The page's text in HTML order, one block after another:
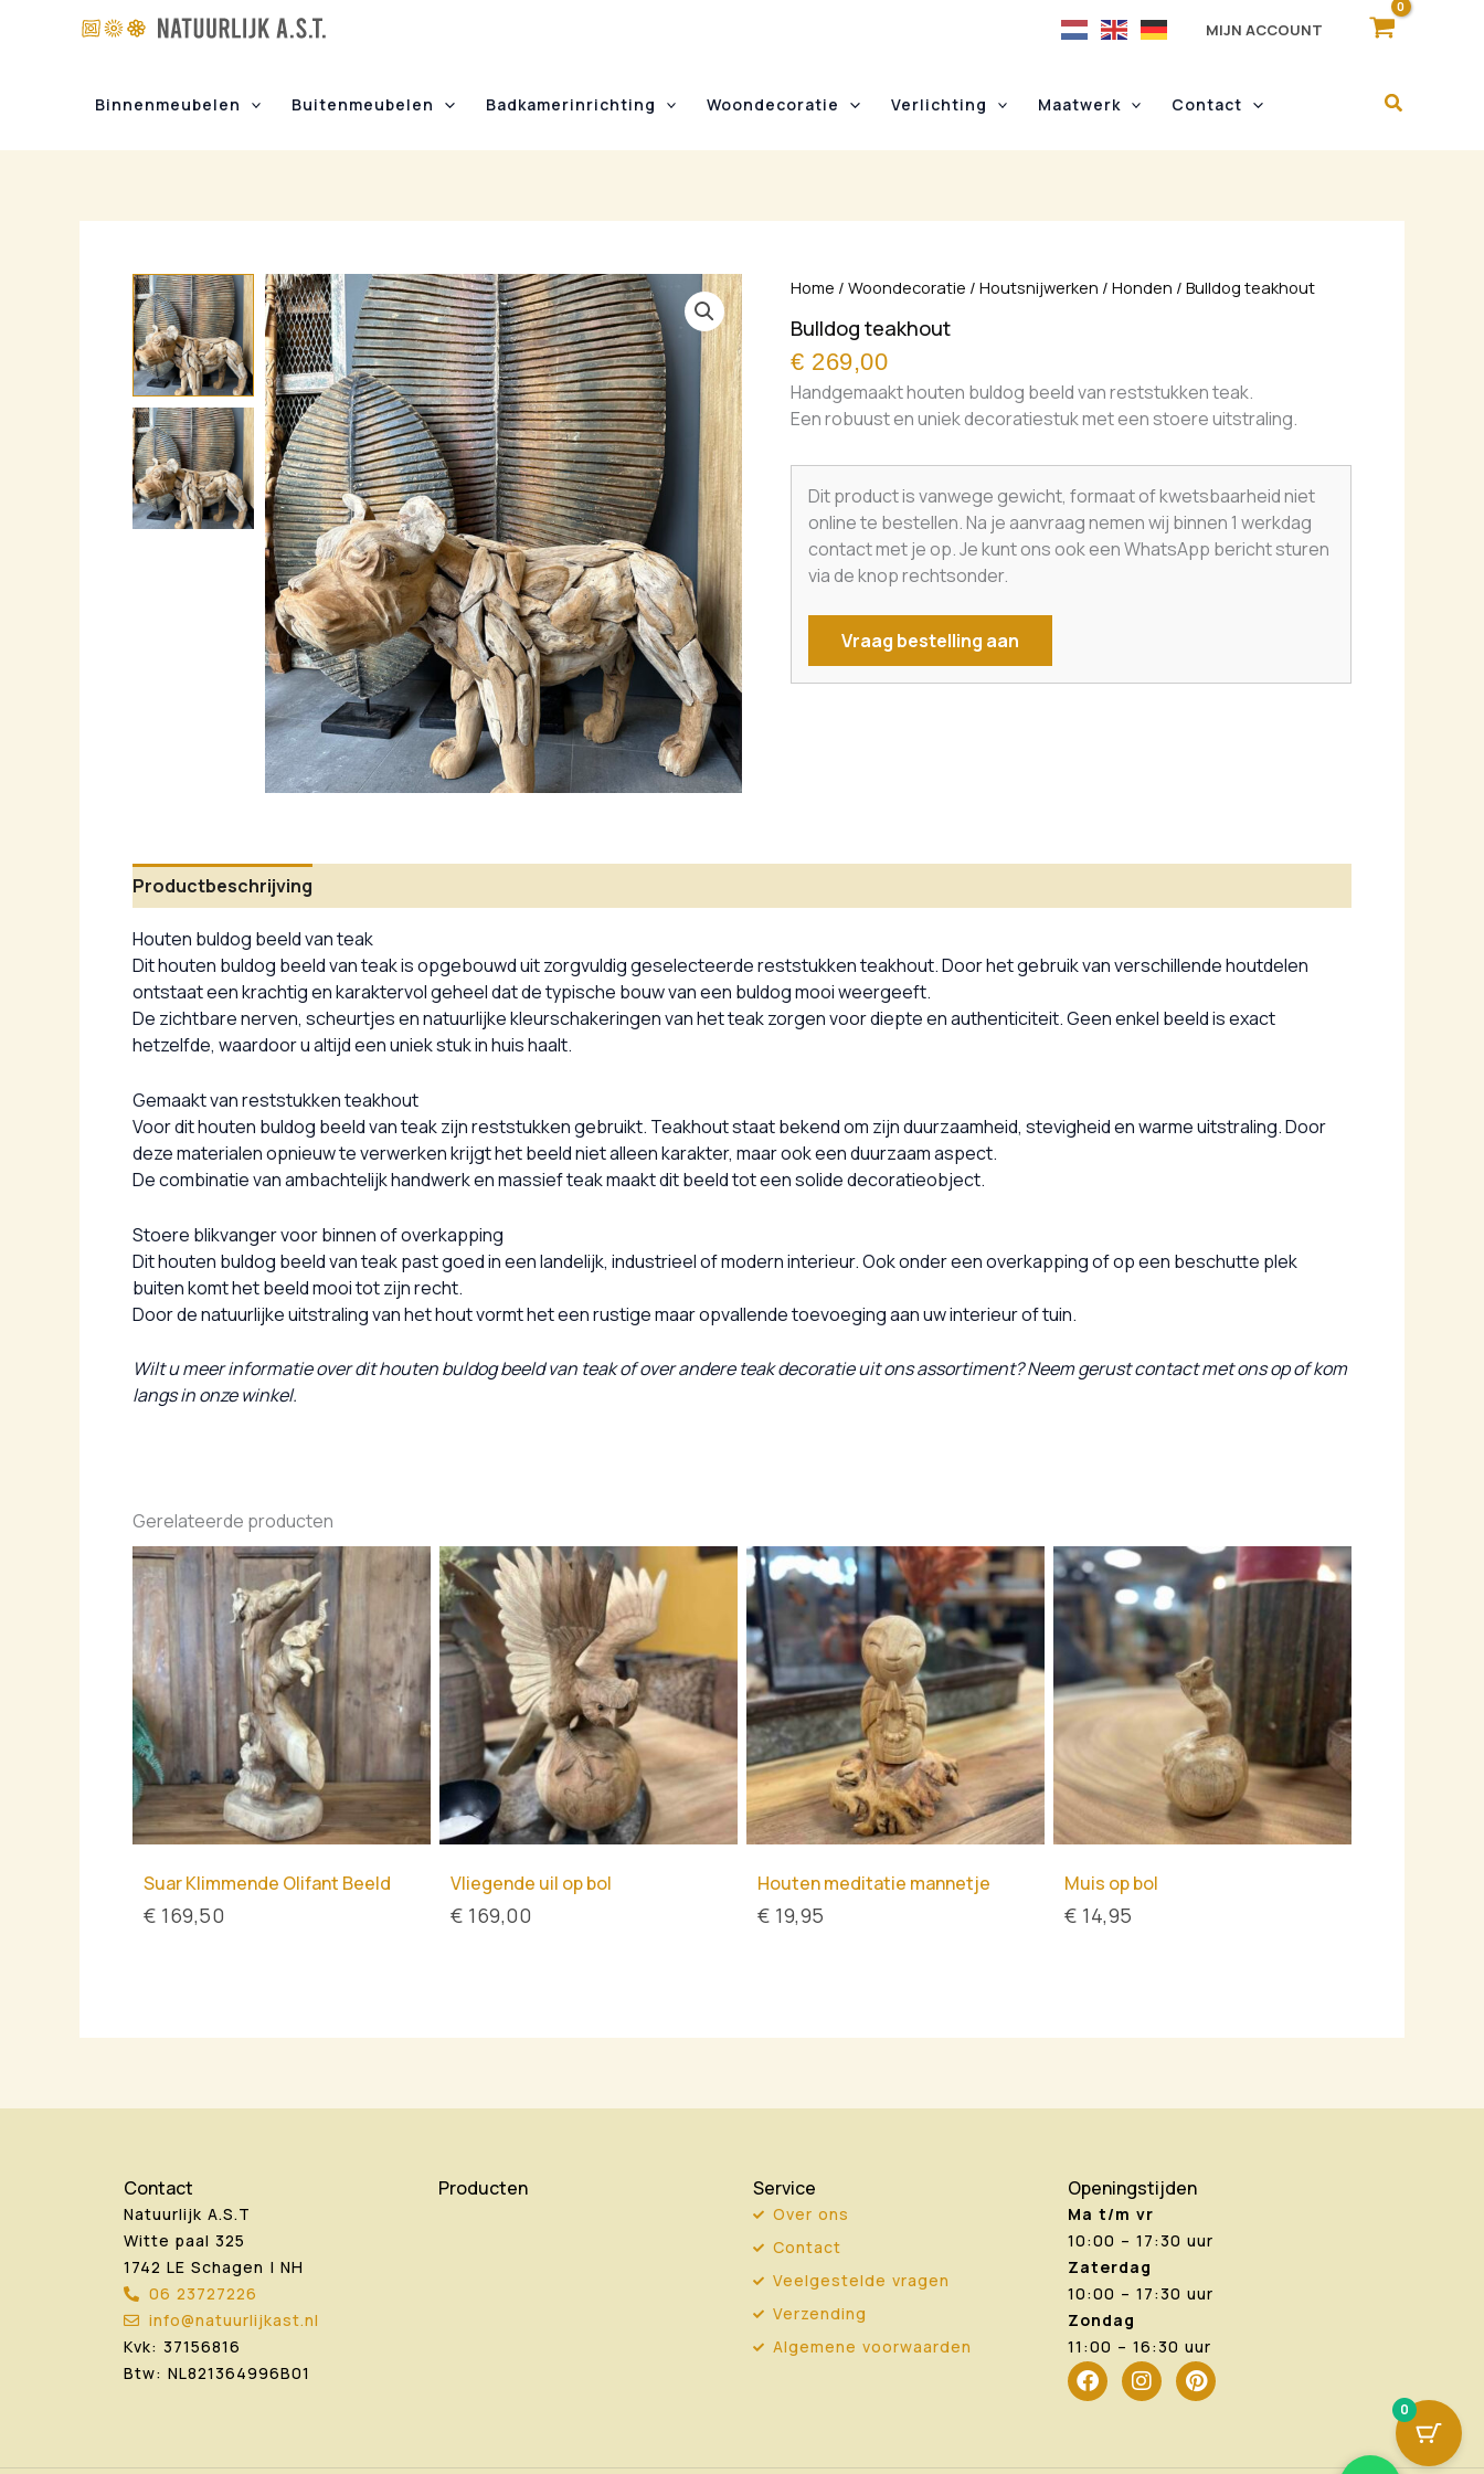
MIJN ACCOUNT
Binnenmeubelen Buitenmeubelen Badkamerinrichting Woondecoratie Verlichting Maatwerk Contact
Home /Woondecoratie /Houtsnijwerken /Honden / Bulldog teakhout
Bulldog teakhout
€ 269,00
Handgemaakt houten buldog beeld van reststukken teak.
Een robuust en uniek decoratiestuk met een stoere uitstraling.
Dit product is vanwege gewicht, formaat of kwetsbaarheid niet
online te bestellen. Na je aanvraag nemen wij binnen 1 werkdag
contact met je op. Je kunt ons ook een WhatsApp bericht sturen
via de knop rechtsonder.
Vraag bestelling aan
Productbeschrijving
Houten buldog beeld van teak
Dit houten buldog beeld van teak is opgebouwd uit zorgvuldig geselecteerde reststukken teakhout. Door het gebruik van verschillende houtdelen
ontstaat een krachtig en karaktervol geheel dat de typische bouw van een buldog mooi weergeeft.
De zichtbare nerven, scheurtjes en natuurlijke kleurschakeringen van het teak zorgen voor diepte en authenticiteit. Geen enkel beeld is exact
hetzelfde, waardoor u altijd een uniek stuk in huis haalt.
Gemaakt van reststukken teakhout
Voor dit houten buldog beeld van teak zijn reststukken gebruikt. Teakhout staat bekend om zijn duurzaamheid, stevigheid en warme uitstraling. Door
deze materialen opnieuw te verwerken krijgt het beeld niet alleen karakter, maar ook een duurzaam aspect.
De combinatie van ambachtelijk handwerk en massief teak maakt dit beeld tot een solide decoratieobject.
Stoere blikvanger voor binnen of overkapping
Dit houten buldog beeld van teak past goed in een landelijk, industrieel of modern interieur. Ook onder een overkapping of op een beschutte plek
buiten komt het beeld mooi tot zijn recht.
Door de natuurlijke uitstraling van het hout vormt het een rustige maar opvallende toevoeging aan uw interieur of tuin.
Wilt u meer informatie over dit houten buldog beeld van teak of over andere teak decoratie uit ons assortiment? Neem gerust contact met ons op of kom
langs in onze winkel.
Gerelateerde producten
Suar Klimmende Olifant Beeld
€ 169,50
Vliegende uil op bol
€ 169,00
Houten meditatie mannetje
€ 19,95
Muis op bol
€ 14,95
Contact
Natuurlijk A.S.T
Witte paal 325
1742 LE Schagen | NH
06 23727226
info@natuurlijkast.nl
Kvk: 37156816
Btw: NL821364996B01
Producten Service
Over ons
Contact
Veelgestelde vragen
Verzending
Algemene voorwaarden
Openingstijden
Ma t/m vr
10:00 – 17:30 uur
Zaterdag
10:00 – 17:30 uur
Zondag
11:00 – 16:30 uur
F
a
I
n
P
i
0